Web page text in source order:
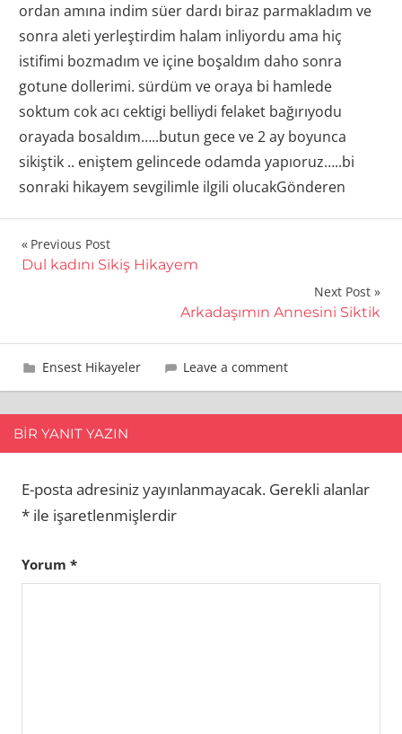
ordan amına indim süer dardı biraz parmakladım ve
sonra aleti yerleştirdim halam inliyordu ama hiç
istifimi bozmadım ve içine boşaldım daho sonra
gotune dollerimi. sürdüm ve oraya bi hamlede
soktum cok acı cektigi belliydi felaket bağırıyodu
orayada bosaldım…..butun gece ve 2 ay boyunca
sikiştik .. eniştem gelincede odamda yapıoruz…..bi
sonraki hikayem sevgilimle ilgili olucakGönderen
Yazı
gezinmesi
Previous Post
Dul kadını Sikiş Hikayem
Next Post
Arkadaşımın Annesini Siktik
11 Eylül 2013
admin
Ensest Hikayeler Leave a comment
BIR YANIT YAZIN
E-posta adresiniz yayınlanmayacak. Gerekli alanlar
* ile işaretlenmişlerdir
Yorum *